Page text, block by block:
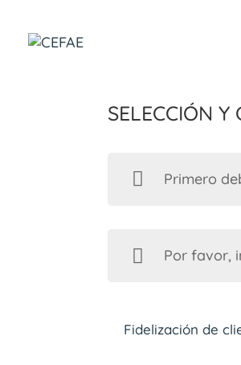
Selección
Primero
Por favor,
Fidelización de